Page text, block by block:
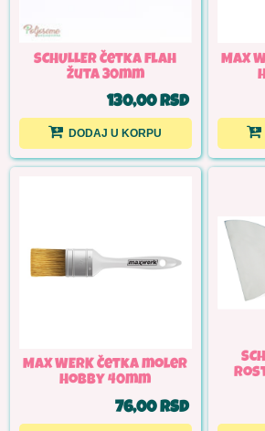
SCHULLER Četka flah
žuta 30mm
130,00 RSD
DODAJ U KORPU
MAX
MAX WERK Četka moler
Hobby 40mm
76,00 RSD